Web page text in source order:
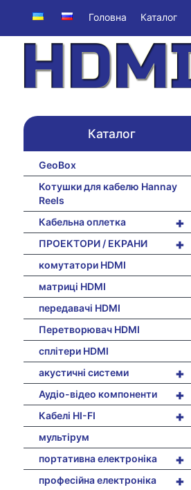
Головна Каталог
Каталог
GeoBox
Котушки для кабелю Hannay
Reels
+
Кабельна оплетка
+
ПРОЕКТОРИ / ЕКРАНИ
комутатори HDMI
матриці HDMI
передавачі HDMI
Перетворювач HDMI
сплітери HDMI
+
акустичні системи
+
Аудіо-відео компоненти
+
Кабелі HI-FI
мультірум
+
портативна електроніка
+
професійна електроніка